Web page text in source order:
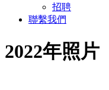
招聘
聯繫我們
2022年照片